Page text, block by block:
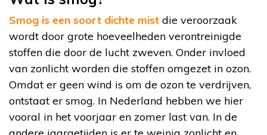
Smog is een soort dichte mist die veroorzaak
wordt door grote hoeveelheden verontreinigde
stoffen die door de lucht zweven. Onder invloed
van zonlicht worden die stoffen omgezet in ozon.
Omdat er geen wind is om de ozon te verdrijven,
ontstaat er smog. In Nederland hebben we hier
vooral in het voorjaar en zomer last van. In de